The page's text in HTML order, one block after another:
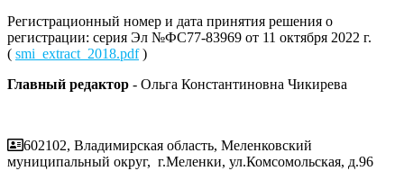
Регистрационный номер и дата принятия решения о
регистрации: серия Эл №ФС77-83969 от 11 октября 2022 г.
( smi_extract_2018.pdf)
Главный редактор - Ольга Константиновна Чикирева
602102, Владимирская область, Меленковский
муниципальный округ, г.Меленки, ул.Комсомольская, д.96